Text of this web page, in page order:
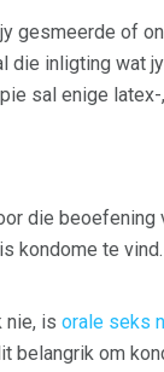
gesmeerde of
inligting wat
sal enige
die
kondome te vind.
nie, is orale seks
belangrik om